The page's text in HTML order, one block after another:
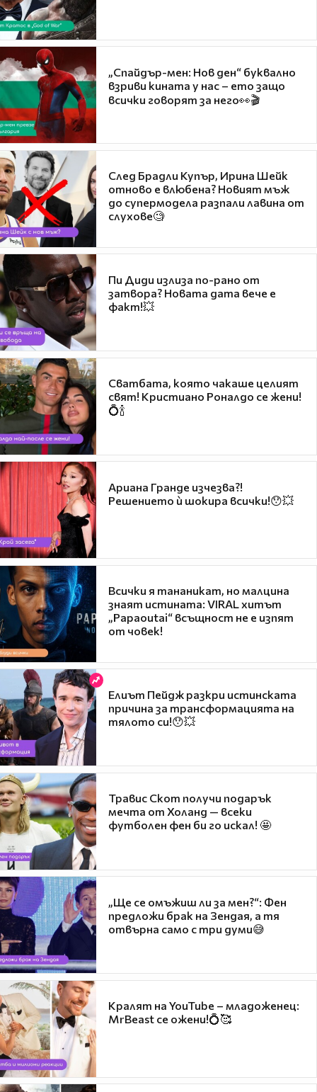
„Спайдър-мен: Нов ден“ буквално
взриви кината у нас – ето защо
всички говорят за него👀🎬
След Брадли Купър, Ирина Шейк
отново е влюбена? Новият мъж
до супермодела разпали лавина от
слухове🧐
Пи Диди излиза по-рано от
затвора? Новата дата вече е
факт!💥
Сватбата, която чакаше целият
свят! Кристиано Роналдо се жени!
💍🍾
Ариана Гранде изчезва?!
Решението ѝ шокира всички!😯💥
Всички я тананикат, но малцина
знаят истината: VIRAL хитът
„Papaoutai“ всъщност не е изпят
от човек!
Елиът Пейдж разкри истинската
причина за трансформацията на
тялото си!😯💥
Травис Скот получи подарък
мечта от Холанд — всеки
футболен фен би го искал! 🤩
„Ще се омъжиш ли за мен?“: Фен
предложи брак на Зендая, а тя
отвърна само с три думи😅
Кралят на YouTube – младоженец:
MrBeast се ожени!💍🥰